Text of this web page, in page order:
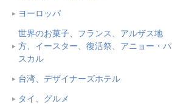
ヨーロッパ
世界のお菓子、フランス、アルザス地
方、イースター、復活祭、アニョー・パ
スカル
台湾、デザイナーズホテル
タイ、グルメ